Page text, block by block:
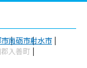
南砺市射水市
入善町